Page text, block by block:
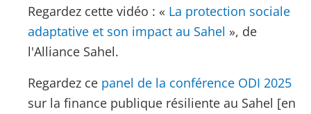
Regardez cette vidéo : « La protection sociale
adaptative et son impact au Sahel », de
l'Alliance Sahel.
Regardez ce panel de la conférence ODI 2025
sur la finance publique résiliente au Sahel [en